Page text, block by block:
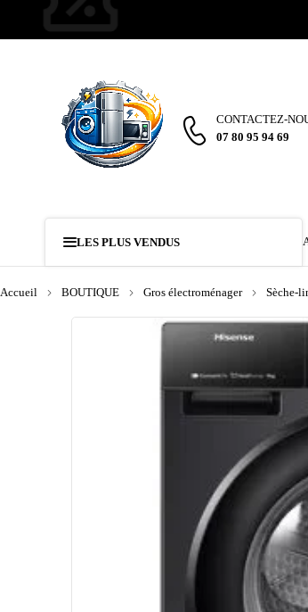
CONTACTEZ-
07 80 95 94 69
LES PLUS VENDUS
Accueil BOUTIQUE Gros électroménager Sèche-